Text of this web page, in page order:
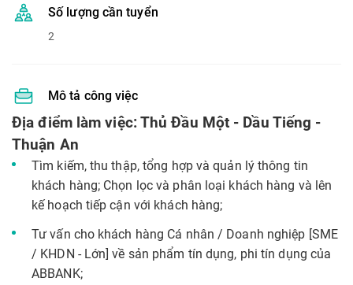
Số lượng cần tuyển
2
Mô tả công việc
Địa điểm làm việc: Thủ Đầu Một - Dầu Tiếng -
Thuận An
Tìm kiếm, thu thập, tổng hợp và quản lý thông tin
khách hàng; Chọn lọc và phân loại khách hàng và lên
kế hoạch tiếp cận với khách hàng;
Tư vấn cho khách hàng Cá nhân / Doanh nghiệp [SME
/ KHDN - Lớn] về sản phẩm tín dụng, phi tín dụng của
ABBANK;